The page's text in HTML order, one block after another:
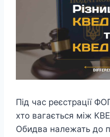
Під час реєстрації
хто вагається між
Обидва належать до